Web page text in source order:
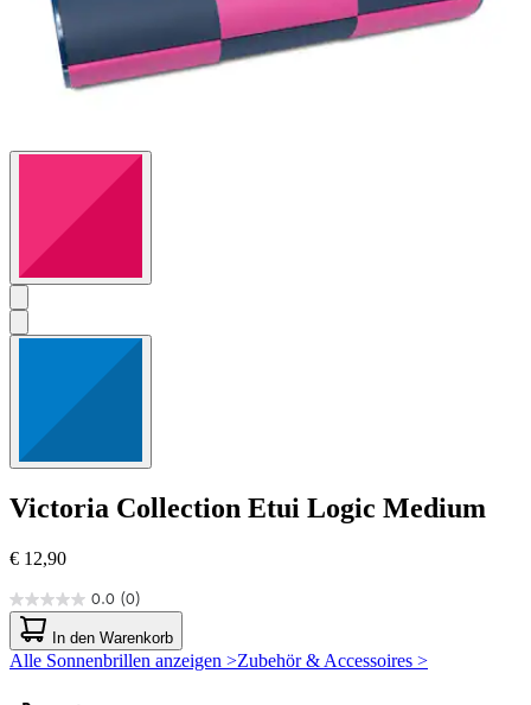
Victoria Collection Etui Logic Medium
€ 12,90
0.0 (0)
0.0
von
5
Sternen.
In den Warenkorb
Alle Sonnenbrillen anzeigen >Zubehör & Accessoires >